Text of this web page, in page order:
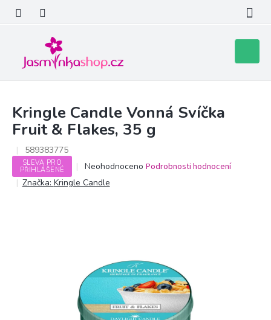
obsah
košík
Kringle Candle Vonná Svíčka
Fruit & Flakes, 35 g
589383775
SLEVA PRO
PŘIHLÁŠENÉ
Průměrné
hodnocení
produktu
Neohodnoceno Podrobnosti hodnocení
Značka: Kringle Candle